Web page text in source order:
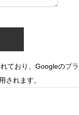
ており、Googleのプラ
されます。